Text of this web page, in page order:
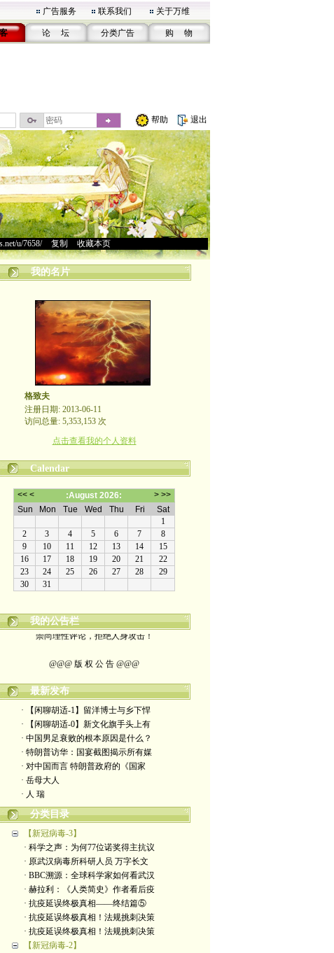
广告服务 联系我们 关于万维
论 坛 分类广告 购 物
帮助 退出
u/7658/> 复制 收藏本页
我的名片
格致夫
注册日期: 2013-06-11
访问总量: 5,353,153 次
点击查看我的个人资料
Calendar
我的公告栏
崇尚理性评论，拒绝人身攻击！
除特别注明者外，均为原创。
转载或制作视频，
须注明如下版权信息：
作者（格致夫）和出处（万维链接）
最新发布
· 【闲聊胡适-1】留洋博士与乡下悍
· 【闲聊胡适-0】新文化旗手头上有
· 中国男足衰败的根本原因是什么？
· 特朗普访华：国宴截图揭示所有媒
· 对中国而言 特朗普政府的《国家
· 岳母大人
· 人 瑞
分类目录
【新冠病毒-3】
· 科学之声：为何77位诺奖得主抗议
· 原武汉病毒所科研人员 万字长文
· BBC溯源：全球科学家如何看武汉
· 赫拉利：《人类简史》作者看后疫
· 抗疫延误终极真相——终结篇⑤
· 抗疫延误终极真相！法规挑刺决策
· 抗疫延误终极真相！法规挑刺决策
【新冠病毒-2】